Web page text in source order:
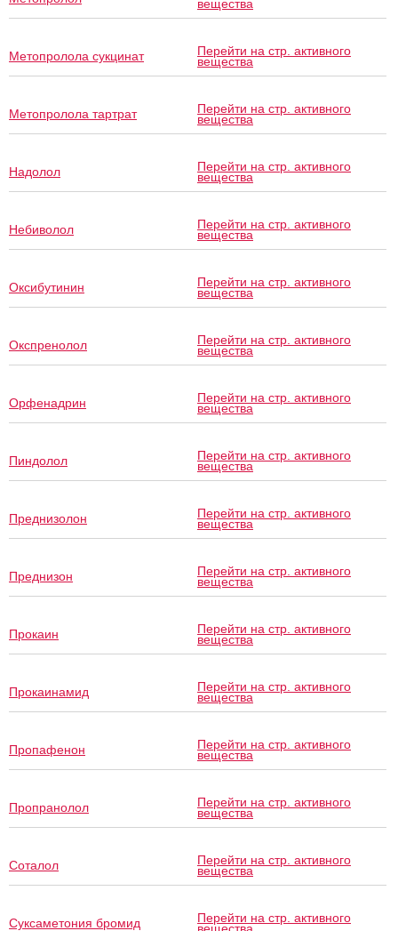
вещества
Метопролола сукцинат Перейти на стр. активного
вещества
Метопролола тартрат Перейти на стр. активного
вещества
Надолол Перейти на стр. активного
вещества
Небиволол Перейти на стр. активного
вещества
Оксибутинин Перейти на стр. активного
вещества
Окспренолол Перейти на стр. активного
вещества
Орфенадрин Перейти на стр. активного
вещества
Пиндолол Перейти на стр. активного
вещества
Преднизолон Перейти на стр. активного
вещества
Преднизон Перейти на стр. активного
вещества
Прокаин Перейти на стр. активного
вещества
Прокаинамид Перейти на стр. активного
вещества
Пропафенон Перейти на стр. активного
вещества
Пропранолол Перейти на стр. активного
вещества
Соталол Перейти на стр. активного
вещества
Суксаметония бромид Перейти на стр. активного